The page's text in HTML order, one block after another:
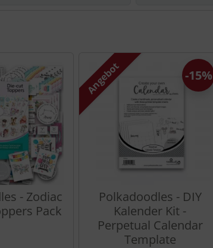
- Zodiac
Pack
Angebot
Polkadoodles - DIY
Kalender Kit -
Perpetual Calendar
Template
-15%